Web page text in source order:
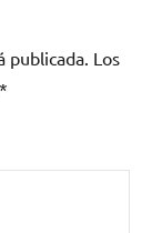
publicada. Los
*